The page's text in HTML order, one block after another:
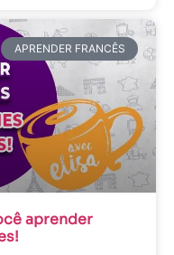
APRENDER FRANCÊS
aprender